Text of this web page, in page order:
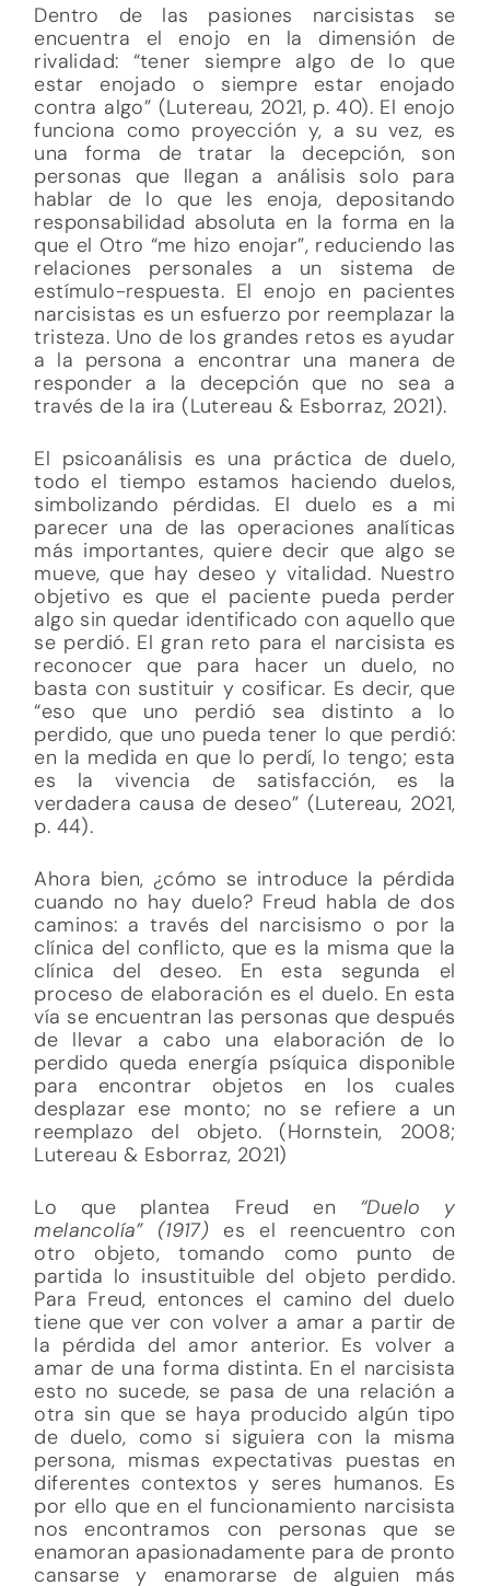
Dentro de las pasiones narcisistas se
encuentra el enojo en la dimensión de
rivalidad: “tener siempre algo de lo que
estar enojado o siempre estar enojado
contra algo” (Lutereau, 2021, p. 40). El enojo
funciona como proyección y, a su vez, es
una forma de tratar la decepción, son
personas que llegan a análisis solo para
hablar de lo que les enoja, depositando
responsabilidad absoluta en la forma en la
que el Otro “me hizo enojar”, reduciendo las
relaciones personales a un sistema de
estímulo-respuesta. El enojo en pacientes
narcisistas es un esfuerzo por reemplazar la
tristeza. Uno de los grandes retos es ayudar
a la persona a encontrar una manera de
responder a la decepción que no sea a
través de la ira (Lutereau & Esborraz, 2021).
El psicoanálisis es una práctica de duelo,
todo el tiempo estamos haciendo duelos,
simbolizando pérdidas. El duelo es a mi
parecer una de las operaciones analíticas
más importantes, quiere decir que algo se
mueve, que hay deseo y vitalidad. Nuestro
objetivo es que el paciente pueda perder
algo sin quedar identificado con aquello que
se perdió. El gran reto para el narcisista es
reconocer que para hacer un duelo, no
basta con sustituir y cosificar. Es decir, que
“eso que uno perdió sea distinto a lo
perdido, que uno pueda tener lo que perdió:
en la medida en que lo perdí, lo tengo; esta
es la vivencia de satisfacción, es la
verdadera causa de deseo” (Lutereau, 2021,
p. 44).
Ahora bien, ¿cómo se introduce la pérdida
cuando no hay duelo? Freud habla de dos
caminos: a través del narcisismo o por la
clínica del conflicto, que es la misma que la
clínica del deseo. En esta segunda el
proceso de elaboración es el duelo. En esta
vía se encuentran las personas que después
de llevar a cabo una elaboración de lo
perdido queda energía psíquica disponible
para encontrar objetos en los cuales
desplazar ese monto; no se refiere a un
reemplazo del objeto. (Hornstein, 2008;
Lutereau & Esborraz, 2021)
Lo que plantea Freud en “Duelo y
melancolía” (1917) es el reencuentro con
otro objeto, tomando como punto de
partida lo insustituible del objeto perdido.
Para Freud, entonces el camino del duelo
tiene que ver con volver a amar a partir de
la pérdida del amor anterior. Es volver a
amar de una forma distinta. En el narcisista
esto no sucede, se pasa de una relación a
otra sin que se haya producido algún tipo
de duelo, como si siguiera con la misma
persona, mismas expectativas puestas en
diferentes contextos y seres humanos. Es
por ello que en el funcionamiento narcisista
nos encontramos con personas que se
enamoran apasionadamente para de pronto
cansarse y enamorarse de alguien más